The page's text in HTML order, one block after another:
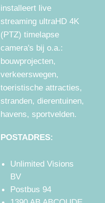
installeert live
streaming ultraHD 4K
(PTZ) timelapse
camera's bij o.a.:
bouwprojecten,
verkeerswegen,
toeristische attracties,
stranden, dierentuinen,
havens, sportvelden.
POSTADRES:
Unlimited Visions
BV
Postbus 94